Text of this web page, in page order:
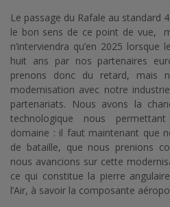
Le passage du Rafale au standard
le bon sens de ce point de vue,
n’interviendra qu’en 2025
huit ans par nos partenaires
prenons donc du retard, mais
modernisation avec notre
partenariats. Nous avons la
technologique nous
domaine : il faut maintenant que
de bataille, que nous prenions
nous avancions sur cette
ce qui constitue la pierre
l’Air, à savoir la composante